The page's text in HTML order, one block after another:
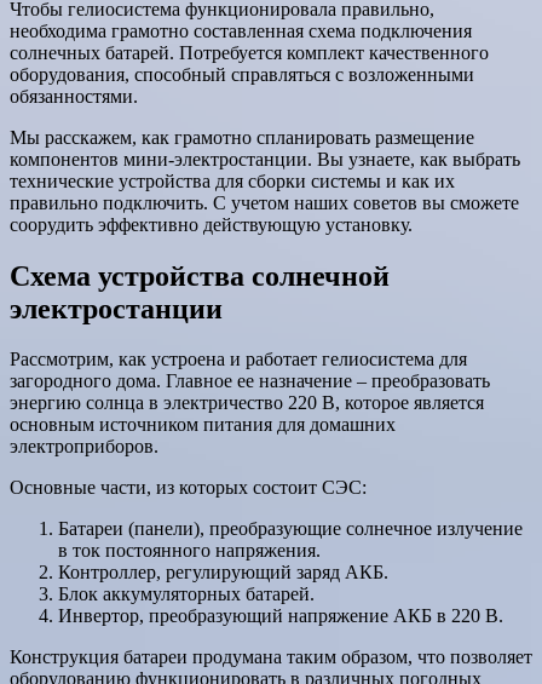
Чтобы гелиосистема функционировала правильно,
необходима грамотно составленная схема подключения
солнечных батарей. Потребуется комплект качественного
оборудования, способный справляться с возложенными
обязанностями.
Мы расскажем, как грамотно спланировать размещение
компонентов мини-электростанции. Вы узнаете, как выбрать
технические устройства для сборки системы и как их
правильно подключить. С учетом наших советов вы сможете
соорудить эффективно действующую установку.
Схема устройства солнечной
электростанции
Рассмотрим, как устроена и работает гелиосистема для
загородного дома. Главное ее назначение – преобразовать
энергию солнца в электричество 220 В, которое является
основным источником питания для домашних
электроприборов.
Основные части, из которых состоит СЭС:
Батареи (панели), преобразующие солнечное излучение
в ток постоянного напряжения.
Контроллер, регулирующий заряд АКБ.
Блок аккумуляторных батарей.
Инвертор, преобразующий напряжение АКБ в 220 В.
Конструкция батареи продумана таким образом, что позволяет
оборудованию функционировать в различных погодных